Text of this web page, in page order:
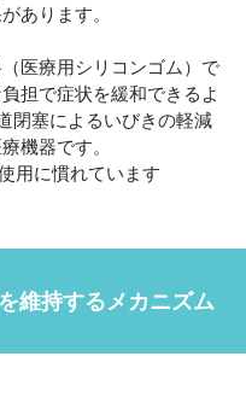
あります。
医療用シリコンゴム）で
担で症状を緩和できるよ
閉塞によるいびきの軽減
機器です。
用に慣れています
維持するメカニズム